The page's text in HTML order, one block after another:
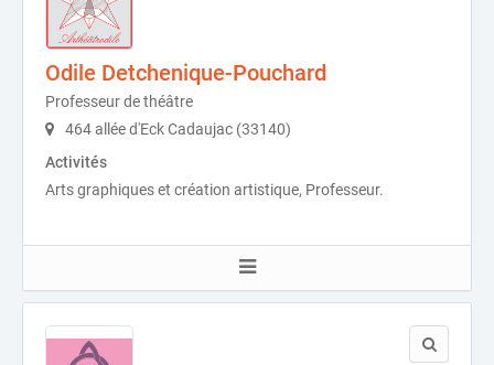
Odile Detchenique-Pouchard
Professeur de théâtre
464 allée d'Eck Cadaujac (33140)
Activités
Arts graphiques et création artistique, Professeur.